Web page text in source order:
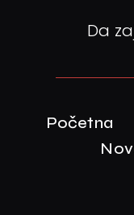
Da
Početna